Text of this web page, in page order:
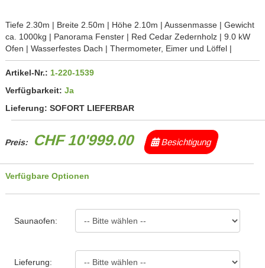
Tiefe 2.30m | Breite 2.50m | Höhe 2.10m | Aussenmasse | Gewicht
ca. 1000kg | Panorama Fenster | Red Cedar Zedernholz | 9.0 kW
Ofen | Wasserfestes Dach | Thermometer, Eimer und Löffel |
Artikel-Nr.: 1-220-1539
Verfügbarkeit: Ja
Lieferung: SOFORT LIEFERBAR
Preis: CHF 10'999.00 Besichtigung
Verfügbare Optionen
Saunaofen:
Lieferung: